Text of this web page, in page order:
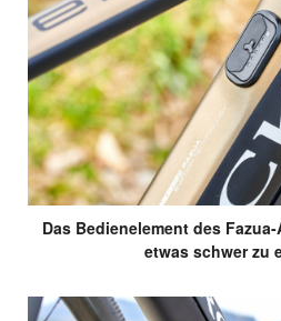
Das Bedienelement des
etwas schwer zu